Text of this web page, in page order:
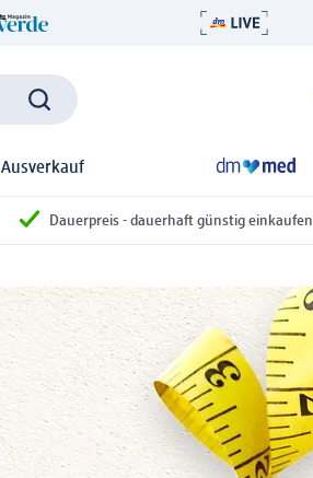
Ausverkauf
Dauerpreis - dauerhaft günstig einkaufen